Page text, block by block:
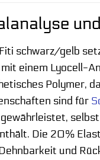
schwarz/gelb
einem Lyocell-
Polymer,
sind für
Die 20%
und